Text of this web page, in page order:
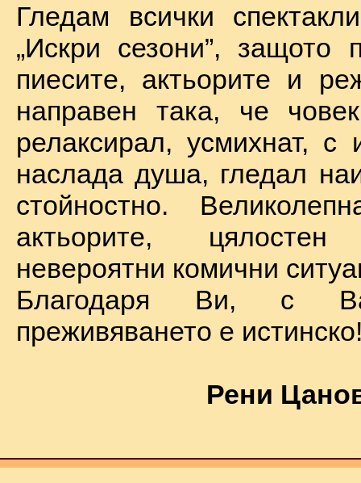
Гледам всички
„Искри сезони”, защото
пиесите, актьорите и
направен така, че
релаксирал, усмихнат, с
наслада душа, гледал
стойностно.
актьорите, цялостен
невероятни комични
Благодаря Ви, с
преживяването е
Рени